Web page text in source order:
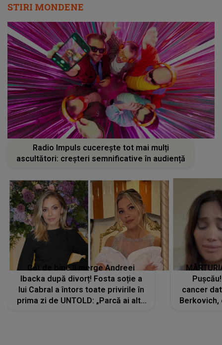
STIRI MONDENE
Radio Impuls cucerește tot mai mulți
ascultători: creșteri semnificative în audiență
Cât de bine îi merge Andreei
Ibacka după divorț! Fosta soție a
lui Cabral a întors toate privirile în
prima zi de UNTOLD: „Parcă ai altă
cancer
Berkovich,